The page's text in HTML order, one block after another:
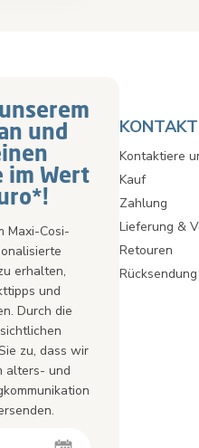
und
im Wert
Maxi-Cosi-
erhalten,
und
Durch die
zu, dass wir
alters- und
Kontaktiere
Kauf
Zahlung
Lieferung &
Retouren